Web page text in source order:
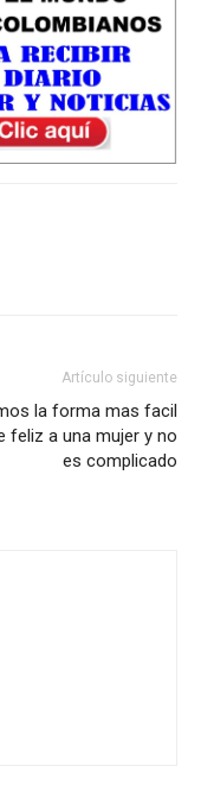
Artículo siguiente
la forma mas facil
feliz a una mujer y no
es complicado